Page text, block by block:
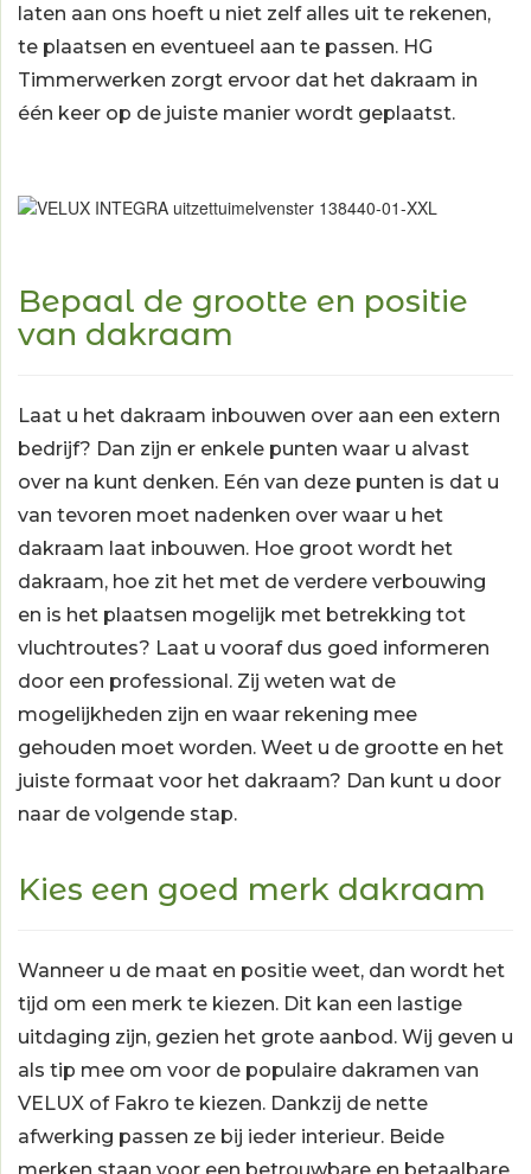
laten aan ons hoeft u niet zelf alles uit te rekenen,
te plaatsen en eventueel aan te passen. HG
Timmerwerken zorgt ervoor dat het dakraam in
één keer op de juiste manier wordt geplaatst.
Bepaal de grootte en positie
van dakraam
Laat u het dakraam inbouwen over aan een extern
bedrijf? Dan zijn er enkele punten waar u alvast
over na kunt denken. Eén van deze punten is dat u
van tevoren moet nadenken over waar u het
dakraam laat inbouwen. Hoe groot wordt het
dakraam, hoe zit het met de verdere verbouwing
en is het plaatsen mogelijk met betrekking tot
vluchtroutes? Laat u vooraf dus goed informeren
door een professional. Zij weten wat de
mogelijkheden zijn en waar rekening mee
gehouden moet worden. Weet u de grootte en het
juiste formaat voor het dakraam? Dan kunt u door
naar de volgende stap.
Kies een goed merk dakraam
Wanneer u de maat en positie weet, dan wordt het
tijd om een merk te kiezen. Dit kan een lastige
uitdaging zijn, gezien het grote aanbod. Wij geven u
als tip mee om voor de populaire dakramen van
VELUX of Fakro te kiezen. Dankzij de nette
afwerking passen ze bij ieder interieur. Beide